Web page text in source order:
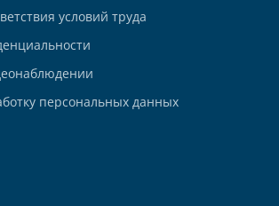
условий труда
персональных данных